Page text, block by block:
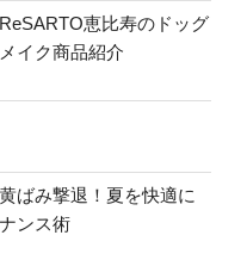
恵比寿のドッグ
イク商品紹介
ばみ撃退！夏を快適に
ンス術